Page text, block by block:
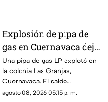
Explosión de pipa de
gas en Cuernavaca deja
21 personas lesionadas
Una pipa de gas LP explotó en
la colonia Las Granjas,
Cuernavaca. El saldo
preliminar es de 21 lesionados
agosto 08, 2026 05:15 p. m.